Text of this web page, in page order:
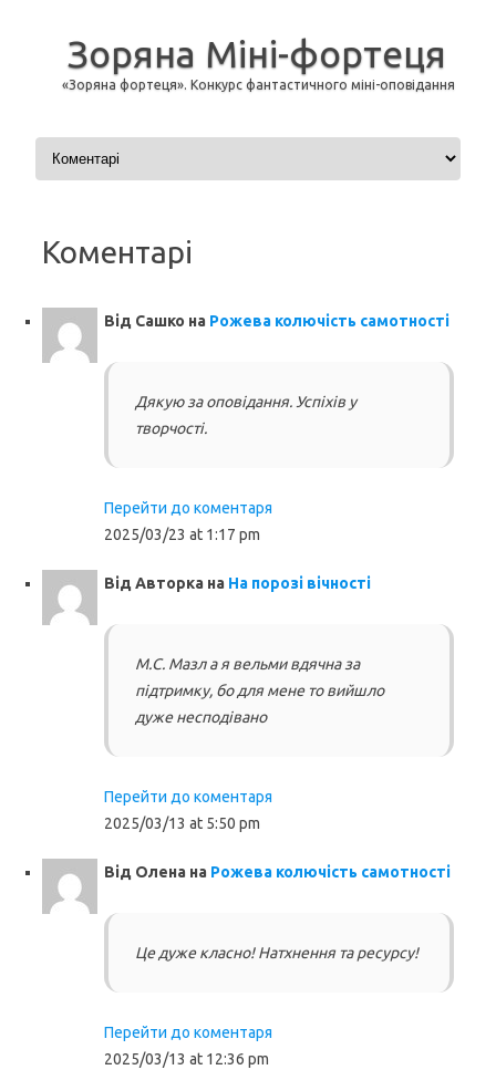
Зоряна Міні-фортеця
«Зоряна фортеця». Конкурс фантастичного міні-оповідання
Перейти до контенту
Коментарі
Від Сашко на Рожева колючість самотності
Дякую за оповідання. Успіхів у
творчості.
Перейти до коментаря
2025/03/23 at 1:17 pm
Від Авторкана На порозі вічності
М.С. Мазл а я вельми вдячна за
підтримку, бо для мене то вийшло
дуже несподівано
Перейти до коментаря
2025/03/13 at 5:50 pm
Від Оленана Рожева колючість самотності
Це дуже класно! Натхнення та ресурсу!
Перейти до коментаря
2025/03/13 at 12:36 pm